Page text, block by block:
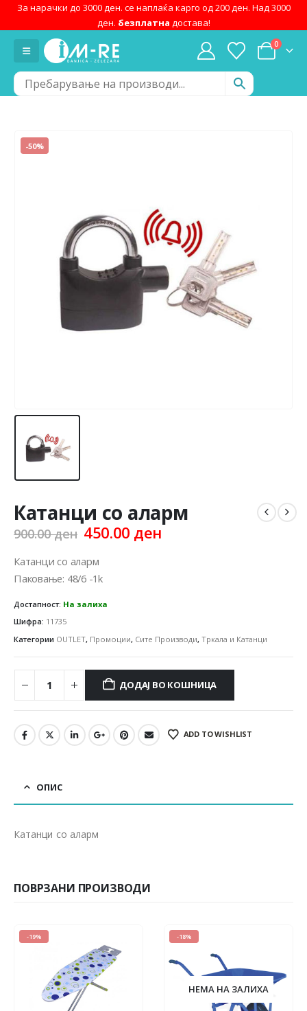
За нарачки до 3000 ден. се наплаќа карго од 200 ден. Над 3000
ден. безплатна достава!
0
-50%
Катанци со аларм
900.00ден Original
was:
900.00 ден.
450.00 денCurrent
Катанци со аларм
Паковање: 48/6 -1k
Достапност: На залиха
Шифра: 11735
Категории OUTLET, Промоции, Сите Производи, Тркала и Катанци
ДОДАЈ ВО КОШНИЦА
ADD TO WISHLIST
ОПИС
Катанци со аларм
ПОВРЗАНИ ПРОИЗВОДИ
-19% -18%
НЕМА НА ЗАЛИХА